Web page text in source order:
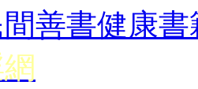
間善書健康書